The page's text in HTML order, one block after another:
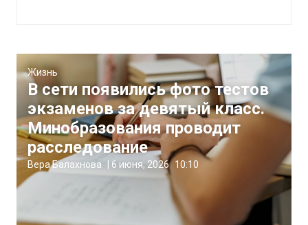
Жизнь
В сети появились фото тестов
экзаменов за девятый класс.
Минобразования проводит
расследование
Вера Балахнова 6 июня, 2026 10:10